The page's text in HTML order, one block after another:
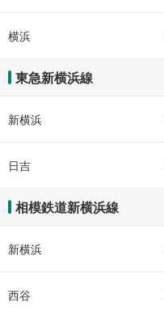
横浜
東急新横浜線
新横浜
日吉
相模鉄道新横浜線
新横浜
西谷